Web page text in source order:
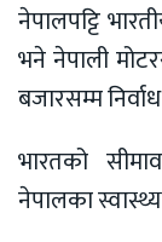
नेपालपट्टि
भने नेपाली
बजारसम्म
भारतको
नेपालका